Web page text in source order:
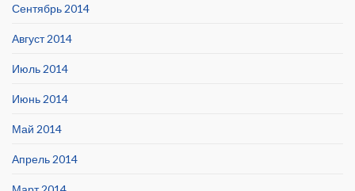
Сентябрь 2014
Август 2014
Июль 2014
Июнь 2014
Май 2014
Апрель 2014